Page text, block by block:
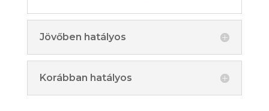
Jövőben hatályos
Korábban hatályos